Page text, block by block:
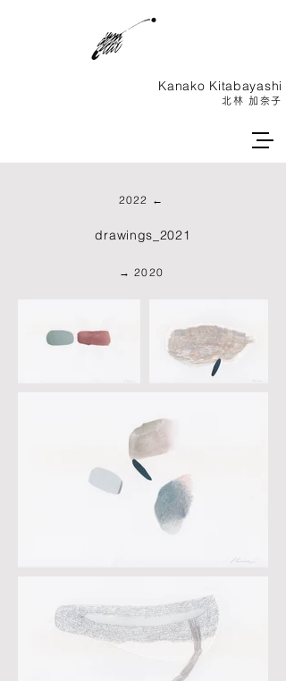
Kanako ​Kitabayashi
北林 加奈子
2022 ←
drawings_2021
→ 2020